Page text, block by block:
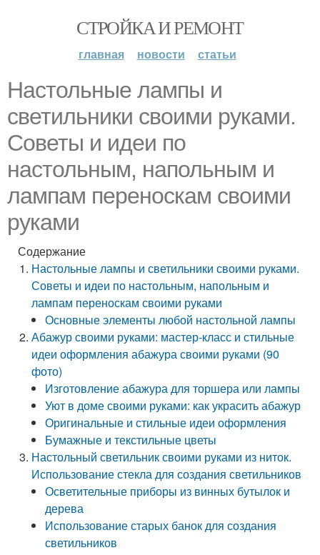
СТРОЙКА И РЕМОНТ
главная новости статьи
Настольные лампы и
светильники своими руками.
Советы и идеи по
настольным, напольным и
лампам переноскам своими
руками
Содержание
Настольные лампы и светильники своими руками.
Советы и идеи по настольным, напольным и
лампам переноскам своими руками
Основные элементы любой настольной лампы
Абажур своими руками: мастер-класс и стильные
идеи оформления абажура своими руками (90
фото)
Изготовление абажура для торшера или лампы
Уют в доме своими руками: как украсить абажур
Оригинальные и стильные идеи оформления
Бумажные и текстильные цветы
Настольный светильник своими руками из ниток.
Использование стекла для создания светильников
Осветительные приборы из винных бутылок и
дерева
Использование старых банок для создания
светильников